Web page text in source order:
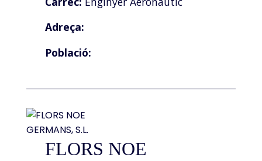
Adreça:
Població:
FLORS NOE